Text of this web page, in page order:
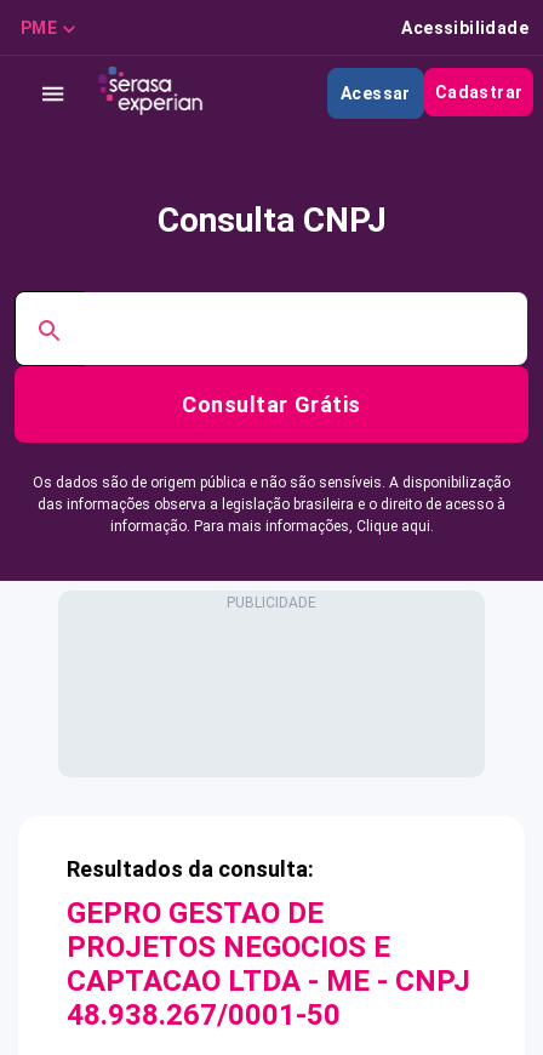
PME Acessibilidade
Acessar Cadastrar
Consulta CNPJ
Consultar Grátis
Os dados são de origem pública e não são sensíveis. A disponibilização
das informações observa a legislação brasileira e o direito de acesso à
informação. Para mais informações, Clique aqui.
Resultados da consulta:
GEPRO GESTAO DE
PROJETOS NEGOCIOS E
CAPTACAO LTDA - ME - CNPJ
48.938.267/0001-50